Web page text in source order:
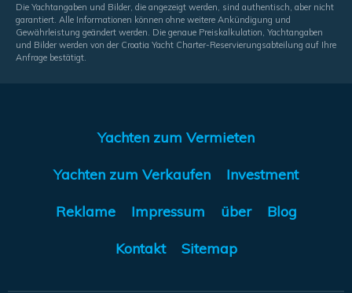
Die Yachtangaben und Bilder, die angezeigt werden, sind authentisch, aber nicht
garantiert. Alle Informationen können ohne weitere Ankündigung und
Gewährleistung geändert werden. Die genaue Preiskalkulation, Yachtangaben
und Bilder werden von der Croatia Yacht Charter-Reservierungsabteilung auf Ihre
Anfrage bestätigt.
Yachten zum Vermieten
Yachten zum Verkaufen Investment
Reklame Impressum über Blog
Kontakt Sitemap